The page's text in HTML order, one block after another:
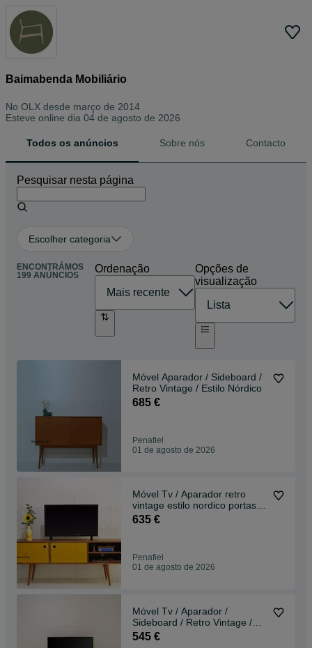
Baimabenda Mobiliário
No OLX desde março de 2014
Esteve online dia 04 de agosto de 2026
Todos os anúncios Sobre nós Contacto
Pesquisar nesta página
Escolher categoria
ENCONTRÁMOS
199 ANÚNCIOS
Ordenação
Opções de
visualização
Móvel Aparador / Sideboard /
Retro Vintage / Estilo Nórdico
685 €
Penafiel
01 de agosto de 2026
Móvel Tv / Aparador retro
vintage estilo nordico portas
lacadas
635 €
Penafiel
01 de agosto de 2026
Móvel Tv / Aparador /
Sideboard / Retro Vintage /
Estilo Nórdico
545 €